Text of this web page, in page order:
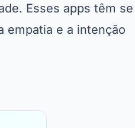
Esses apps têm se
empatia e a intenção